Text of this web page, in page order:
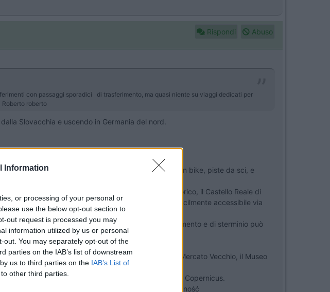
Information
or processing of your personal or
use the below opt-out section to
out request is processed you may
information utilized by us or personal
You may separately opt-out of the
parties on the IAB’s list of downstream
us to third parties on the IAB’s List of
other third parties.
Rispondi Abuso
con passaggi sporadici di trasferimento, ma quasi niente su viaggi dedicati per
roberto
Slovacchia e uscendo in Germania del nord.
numerosi sentieri escursionistici, percorsi di mountain bike, piste da sci, e
visitare, tra cui la Piazza del Mercato del centro storico, il Castello Reale di
chilometri dalla città, è un gioiello! Cracovia è facilmente accessibile via
del genocidio nazista. Visitare il campo di concentramento e di sterminio può
consigliamo vivamente la visita.
i numerosi gnometti sparsi ovunque.
la Cattedrale di San Pietro e Paolo, la Piazza del Mercato Vecchio, il Museo
la città medievale che ha dato i natali a Nicolaus Copernicus.
è nota anche per il movimento sindacale Solidarność